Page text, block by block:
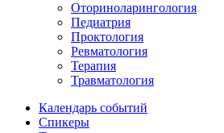
Оториноларингология
Педиатрия
Проктология
Ревматология
Терапия
Травматология
Календарь событий
Спикеры